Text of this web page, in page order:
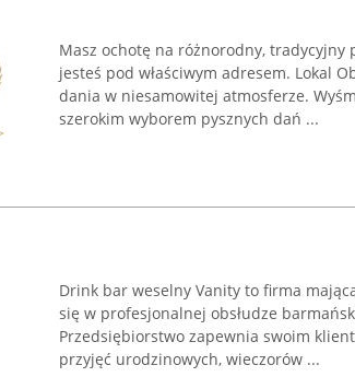
Masz ochotę na różnorodny, tradycyjny
jesteś pod właściwym adresem. Lokal
dania w niesamowitej atmosferze.
szerokim wyborem pysznych dań ...
Drink bar weselny Vanity to firma
się w profesjonalnej obsłudze
Przedsiębiorstwo zapewnia swoim
przyjęć urodzinowych, wieczorów ...